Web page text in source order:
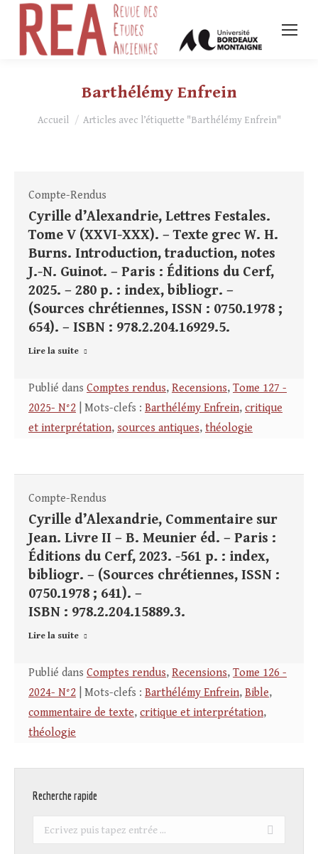
Barthélémy Enfrein
Vous êtes ici :
Accueil Articles avec l’étiquette "Barthélémy Enfrein"
Compte-Rendus
Cyrille d’Alexandrie, Lettres Festales.
Tome V (XXVI-XXX). – Texte grec W. H.
Burns. Introduction, traduction, notes
J.-N. Guinot. – Paris : Éditions du Cerf,
2025. – 280 p. : index, bibliogr. –
(Sources chrétiennes, ISSN : 0750.1978 ;
654). – ISBN : 978.2.204.16929.5.
Lire la suite
Publié dans Comptes rendus, Recensions, Tome 127 -
2025- N°2 | Mots-clefs : Barthélémy Enfrein, critique
et interprétation, sources antiques, théologie
Compte-Rendus
Cyrille d’Alexandrie, Commentaire sur
Jean. Livre II – B. Meunier éd. – Paris :
Éditions du Cerf, 2023. -561 p. : index,
bibliogr. – (Sources chrétiennes, ISSN :
0750.1978 ; 641). –
ISBN : 978.2.204.15889.3.
Lire la suite
Publié dans Comptes rendus, Recensions, Tome 126 -
2024- N°2 | Mots-clefs : Barthélémy Enfrein, Bible,
commentaire de texte, critique et interprétation,
théologie
Recherche rapide
Recherche